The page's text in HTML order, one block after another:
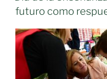
futuro como